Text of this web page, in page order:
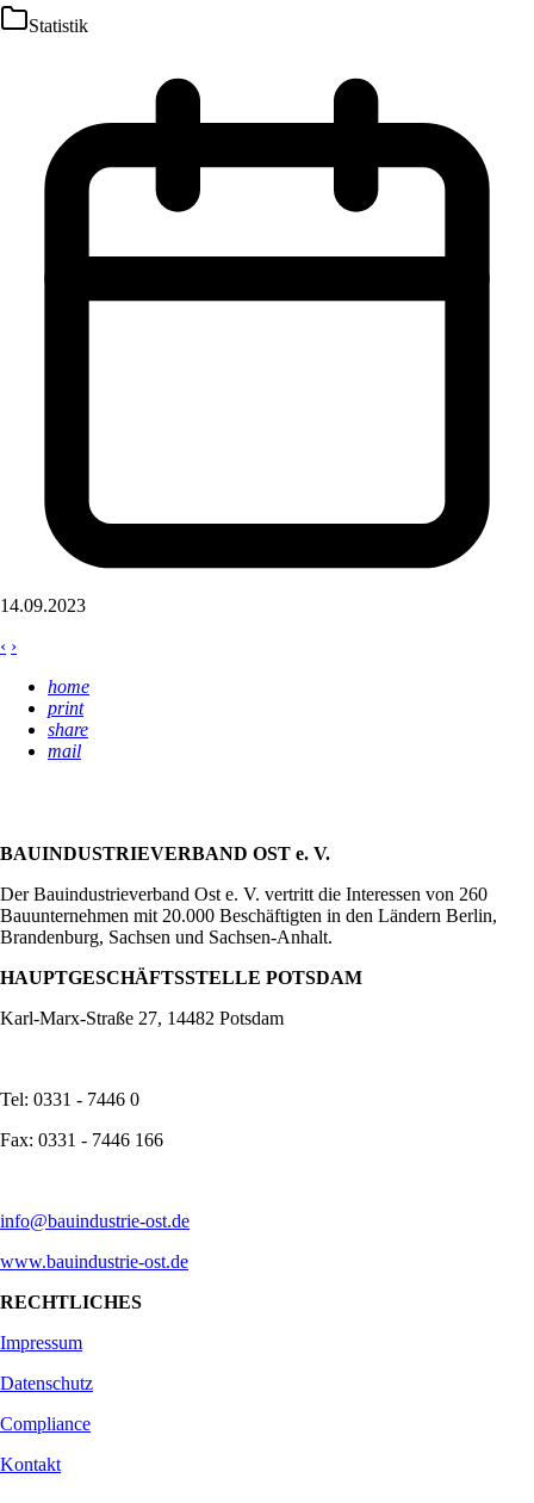
Statistik
14.09.2023
‹ ›
home
print
share
mail
BAUINDUSTRIEVERBAND OST e. V.
Der Bauindustrieverband Ost e. V. vertritt die Interessen von 260
Bauunternehmen mit 20.000 Beschäftigten in den Ländern Berlin,
Brandenburg, Sachsen und Sachsen-Anhalt.
HAUPTGESCHÄFTSSTELLE POTSDAM
Karl-Marx-Straße 27, 14482 Potsdam
Tel: 0331 - 7446 0
Fax: 0331 - 7446 166
info@bauindustrie-ost.de
www.bauindustrie-ost.de
RECHTLICHES
Impressum
Datenschutz
Compliance
Kontakt